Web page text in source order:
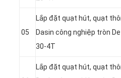
05
Lắp đặt quạt hút, quạt
Dasin công nghiệp tròn
30-4T
Lắp đặt quạt hút, quạt